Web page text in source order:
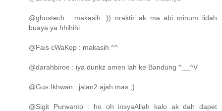
@ghostech : makasih :)) nraktir ak ma abi minum lidah
buaya ya hhihihi
@Fais cWaKep : makasih ^^
@darahbiroe : iya dunkz amen lah ke Bandung ^__^V
@Gus Ikhwan : jalan2 ajah mas ;)
@Sigit Purwanto : ho oh insyaAllah kalo ak dah dapet